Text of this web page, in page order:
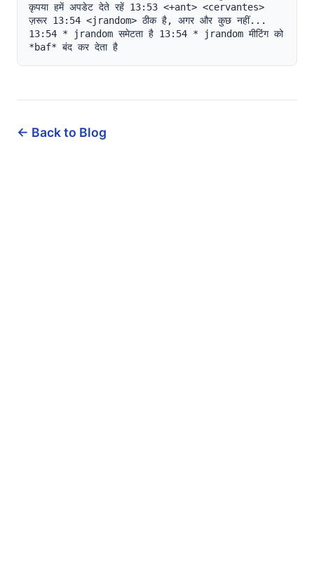
कृपया हमें अपडेट देते रहें 13:53 <+ant> <cervantes>
ज़रूर 13:54 <jrandom> ठीक है, अगर और कुछ नहीं...
13:54 * jrandom समेटता है 13:54 * jrandom मीटिंग को
*baf* बंद कर देता है
← Back to Blog